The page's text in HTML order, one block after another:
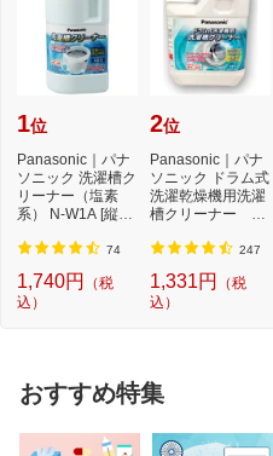
1位
Panasonic｜パナ
ソニック 洗濯槽ク
リーナー（塩素
系） N-W1A [縦型
系...
74
1,740円
（税
込）
2位
Panasonic｜パナ
ソニック ドラム式
洗濯乾燥機用洗濯
槽クリーナー N-
濯...
247
1,331円
（税
込）
おすすめ特集